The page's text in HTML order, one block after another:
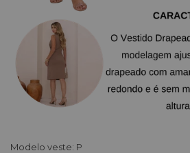
Modelo veste: P